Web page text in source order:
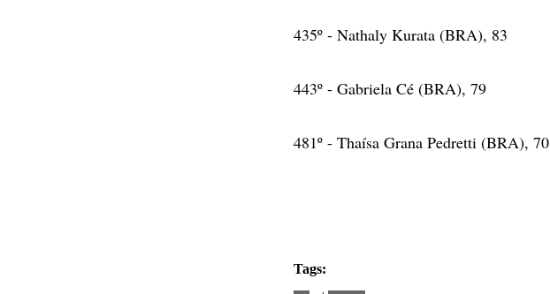
435º - Nathaly Kurata (BRA), 83
443º - Gabriela Cé (BRA), 79
481º - Thaísa Grana Pedretti (BRA), 70
Tags: